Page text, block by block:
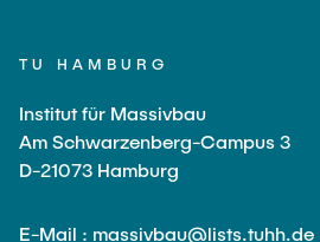
TU HAMBURG
Institut für Massivbau
Am Schwarzenberg-Campus 3
D-21073 Hamburg
E-Mail : massivbau@lists.tuhh.de